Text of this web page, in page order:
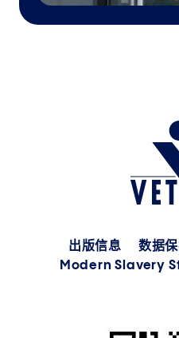
出版信息 数据
Modern Slavery